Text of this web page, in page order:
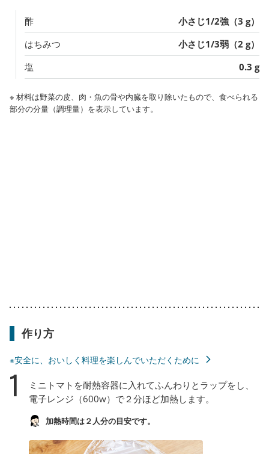
酢
小さじ1/2強（3 g）
はちみつ
小さじ1/3弱（2 g）
塩
0.3 g
※ 材料は野菜の皮、肉・魚の骨や内臓を取り除いたもので、食べられる
部分の分量（調理量）を表示しています。
作り方
※安全に、おいしく料理を楽しんでいただくために
1
ミニトマトを耐熱容器に入れてふんわりとラップをし、
電子レンジ（600w）で２分ほど加熱します。
加熱時間は２人分の目安です。